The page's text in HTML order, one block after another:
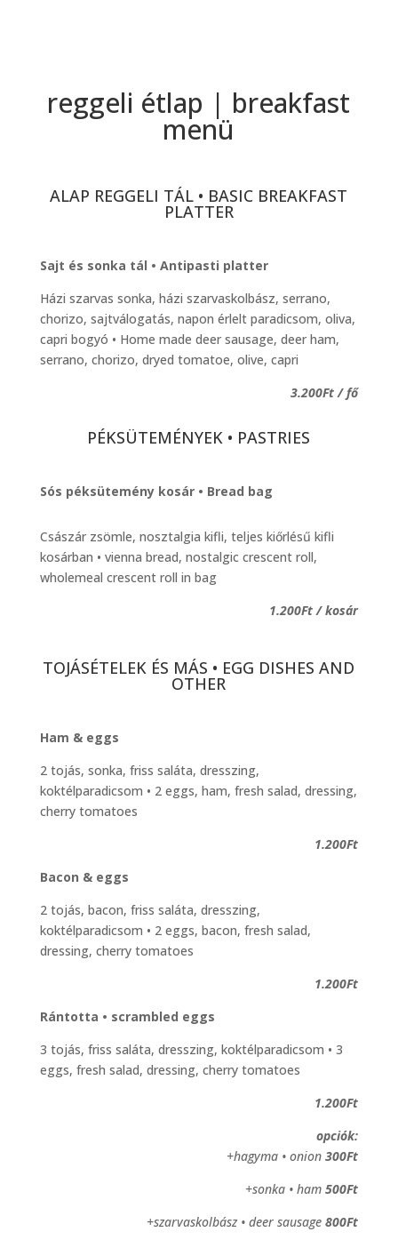
reggeli étlap | breakfast
menü
ALAP REGGELI TÁL • BASIC BREAKFAST
PLATTER
Sajt és sonka tál • Antipasti platter
Házi szarvas sonka, házi szarvaskolbász, serrano,
chorizo, sajtválogatás, napon érlelt paradicsom, oliva,
capri bogyó • Home made deer sausage, deer ham,
serrano, chorizo, dryed tomatoe, olive, capri
3.200Ft / fő
PÉKSÜTEMÉNYEK • PASTRIES
Sós péksütemény kosár • Bread bag
Császár zsömle, nosztalgia kifli, teljes kiőrlésű kifli
kosárban • vienna bread, nostalgic crescent roll,
wholemeal crescent roll in bag
1.200Ft / kosár
TOJÁSÉTELEK ÉS MÁS • EGG DISHES AND
OTHER
Ham & eggs
2 tojás, sonka, friss saláta, dresszing,
koktélparadicsom • 2 eggs, ham, fresh salad, dressing,
cherry tomatoes
1.200Ft
Bacon & eggs
2 tojás, bacon, friss saláta, dresszing,
koktélparadicsom • 2 eggs, bacon, fresh salad,
dressing, cherry tomatoes
1.200Ft
Rántotta • scrambled eggs
3 tojás, friss saláta, dresszing, koktélparadicsom • 3
eggs, fresh salad, dressing, cherry tomatoes
1.200Ft
opciók:
+hagyma • onion 300Ft
+sonka • ham 500Ft
+szarvaskolbász • deer sausage 800Ft